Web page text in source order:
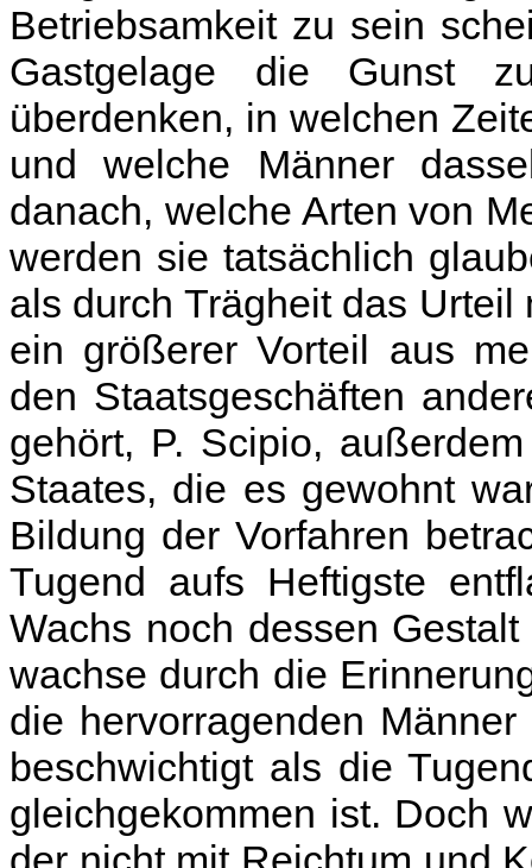
Betriebsamkeit zu sein
Gastgelage die Gunst
überdenken, in welchen
und welche Männer
danach, welche Arten von
werden sie tatsächlich
als durch Trägheit das
ein größerer Vorteil aus
den Staatsgeschäften
gehört, P. Scipio,
Staates, die es gewohnt
Bildung der Vorfahren
Tugend aufs Heftigste
Wachs noch dessen
wachse durch die
die hervorragenden
beschwichtigt als die
gleichgekommen ist. Doch